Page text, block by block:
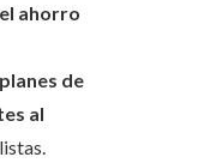
ahorro
de
al